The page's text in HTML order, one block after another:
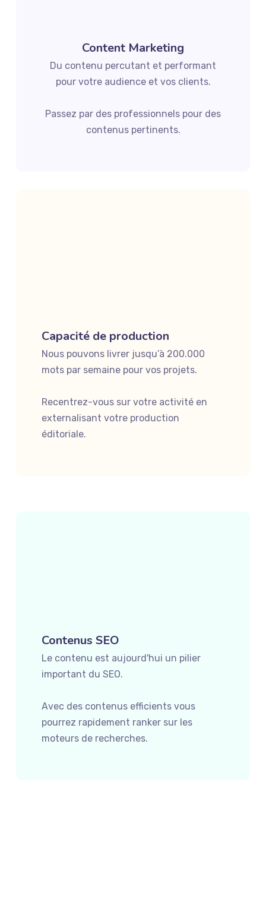
Content Marketing
Du contenu percutant et performant
pour votre audience et vos clients.
Passez par des professionnels pour des
contenus pertinents.
Capacité de production
Nous pouvons livrer jusqu’à 200.000
mots par semaine pour vos projets.
Recentrez-vous sur votre activité en
externalisant votre production
éditoriale.
Contenus SEO
Le contenu est aujourd'hui un pilier
important du SEO.
Avec des contenus efficients vous
pourrez rapidement ranker sur les
moteurs de recherches.